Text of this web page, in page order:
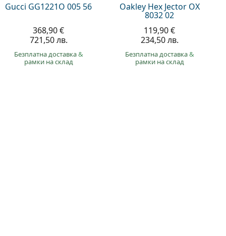
Gucci GG1221O 005 56
368,90 €
721,50 лв.
Безплатна доставка&
рамки на склад
Oakley Hex Jector OX
8032 02
119,90 €
234,50 лв.
Безплатна доставка&
рамки на склад